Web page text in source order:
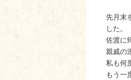
先月末
した。
佐渡に
親戚の
私も何
もう一